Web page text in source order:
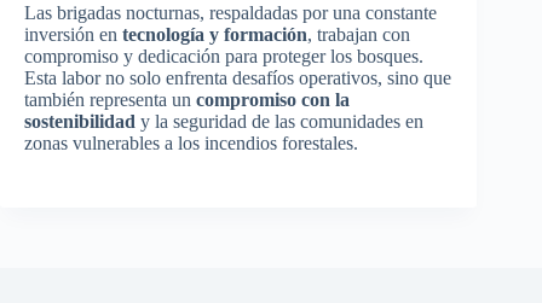
Las brigadas nocturnas, respaldadas por una constante
inversión en tecnología y formación, trabajan con
compromiso y dedicación para proteger los bosques.
Esta labor no solo enfrenta desafíos operativos, sino que
también representa un compromiso con la
sostenibilidad y la seguridad de las comunidades en
zonas vulnerables a los incendios forestales.